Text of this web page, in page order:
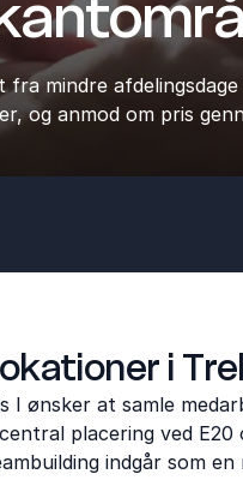
mindre
og anmod om pris
i
ønsker at samle
placering ved
indgår som